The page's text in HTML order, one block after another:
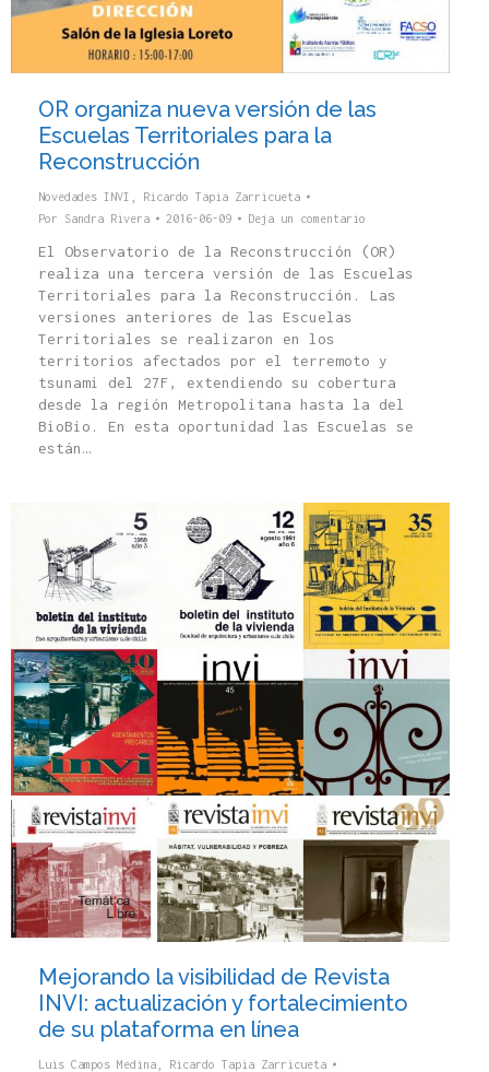
OR organiza nueva versión de las
Escuelas Territoriales para la
Reconstrucción
Novedades INVI
Ricardo Tapia Zarricueta
Por Sandra Rivera 2016-06-09 Deja un comentario
El Observatorio de la Reconstrucción (OR)
realiza una tercera versión de las Escuelas
Territoriales para la Reconstrucción. Las
versiones anteriores de las Escuelas
Territoriales se realizaron en los
territorios afectados por el terremoto y
tsunami del 27F, extendiendo su cobertura
desde la región Metropolitana hasta la del
BioBio. En esta oportunidad las Escuelas se
están…
Mejorando la visibilidad de Revista
INVI: actualización y fortalecimiento
de su plataforma en línea
Luis Campos Medina
Ricardo Tapia Zarricueta